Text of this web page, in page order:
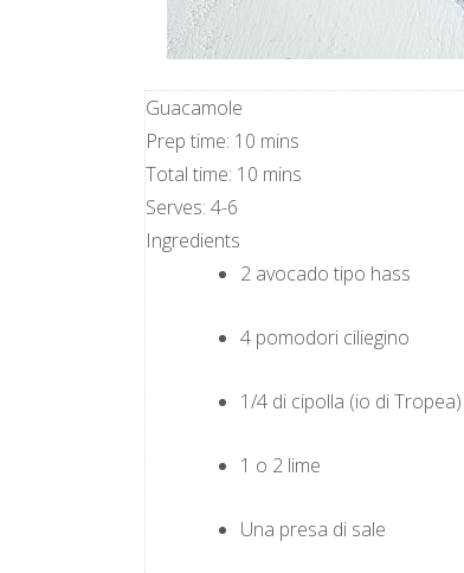
Guacamole
Prep time: 10 mins
Total time: 10 mins
Serves: 4-6
Ingredients
2 avocado tipo hass
4 pomodori ciliegino
1/4 di cipolla (io di Tropea)
1 o 2 lime
Una presa di sale